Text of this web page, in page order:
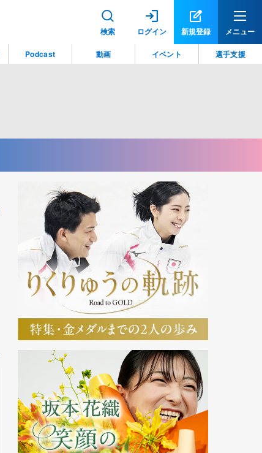
検索 ログイン 新規登録 メニュー
Podcast 動画 イベント 選手支援